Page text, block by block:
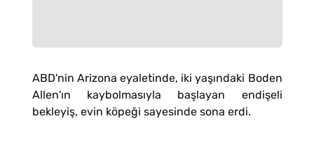
ABD'nin Arizona eyaletinde, iki yaşındaki Boden
Allen'ın kaybolmasıyla başlayan endişeli
bekleyiş, evin köpeği sayesinde sona erdi.